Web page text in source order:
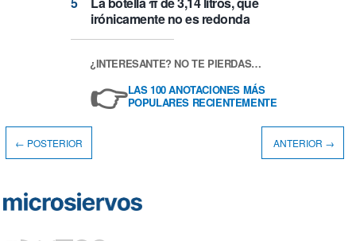
irónicamente no es redonda
¿INTERESANTE? NO TE PIERDAS…
👉LAS 100 ANOTACIONES MÁS
POPULARES RECIENTEMENTE
← POSTERIOR ANTERIOR →